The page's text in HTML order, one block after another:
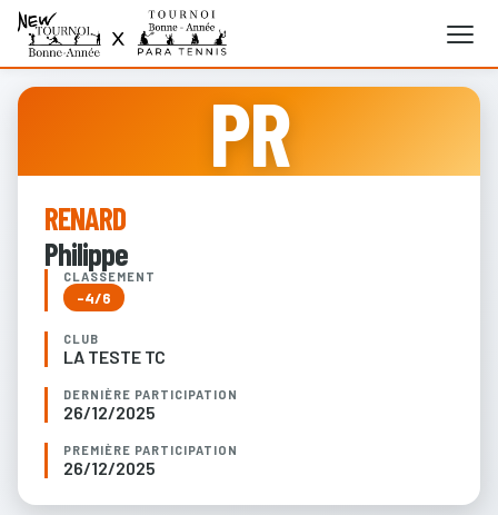
PR
RENARD
Philippe
CLASSEMENT
-4/6
CLUB
LA TESTE TC
DERNIÈRE PARTICIPATION
26/12/2025
PREMIÈRE PARTICIPATION
26/12/2025